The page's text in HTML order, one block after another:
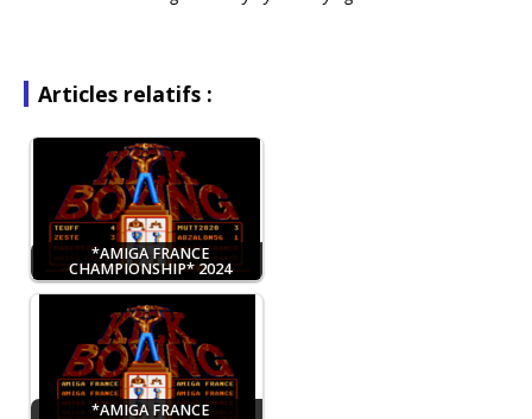
Articles relatifs :
*AMIGA FRANCE
CHAMPIONSHIP* 2024
*AMIGA FRANCE